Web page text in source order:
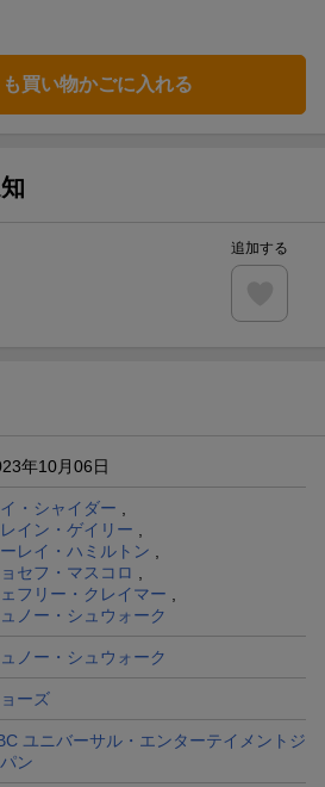
買い物かごに入れる
追加する
年10月06日
・シャイダー
イン・ゲイリー
レイ・ハミルトン
セフ・マスコロ
フリー・クレイマー
ノー・シュウォーク
ノー・シュウォーク
ーズ
ユニバーサル・エンターテイメントジ
ン